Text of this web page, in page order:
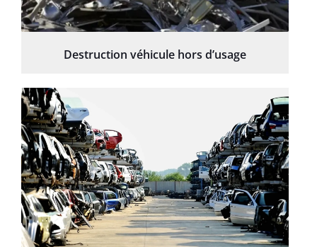
Destruction véhicule hors d’usage